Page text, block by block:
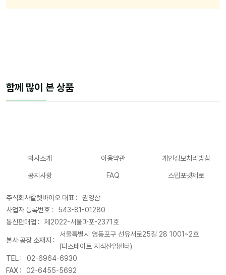
함께 많이 본 상품
회사소개 이용약관 개인정보처리방침
공지사항 FAQ 스텝포넷제로
주식회사칼렛바이오 대표 :
권영삼
사업자 등록번호 :
543-81-01280
통신판매업 :
제2022-서울마포-2371호
본사·공장 소재지 :
서울특별시 영등포구 선유서로25길 28 1001~2호
(디스테이트 지식산업센터)
TEL :
02-6964-6930
FAX :
02-6455-5692